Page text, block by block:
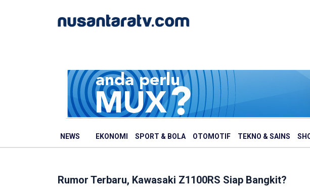
NEWS EKONOMI SPORT & BOLA OTOMOTIF TEKNO & SAINS
Rumor Terbaru, Kawasaki Z1100RS Siap Bangkit?